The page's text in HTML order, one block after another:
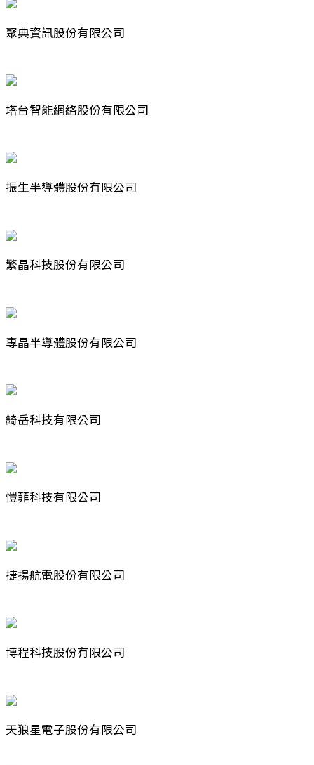
聚典資訊股份有限公司
塔台智能網絡股份有限公司
振生半導體股份有限公司
繁晶科技股份有限公司
專晶半導體股份有限公司
錡岳科技有限公司
愷菲科技有限公司
捷揚航電股份有限公司
博程科技股份有限公司
天狼星電子股份有限公司